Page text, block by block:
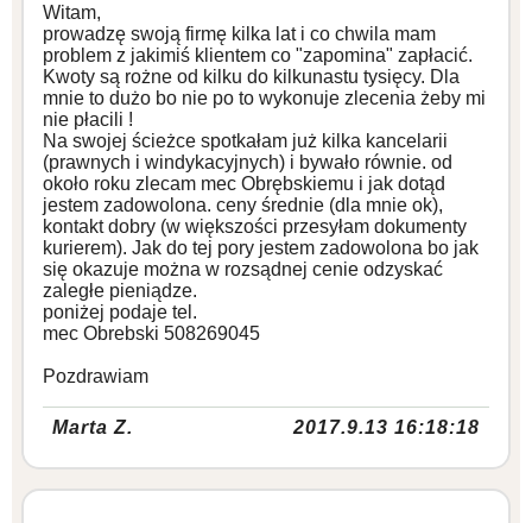
Witam,
prowadzę swoją firmę kilka lat i co chwila mam
problem z jakimiś klientem co "zapomina" zapłacić.
Kwoty są rożne od kilku do kilkunastu tysięcy. Dla
mnie to dużo bo nie po to wykonuje zlecenia żeby mi
nie płacili !
Na swojej ścieżce spotkałam już kilka kancelarii
(prawnych i windykacyjnych) i bywało równie. od
około roku zlecam mec Obrębskiemu i jak dotąd
jestem zadowolona. ceny średnie (dla mnie ok),
kontakt dobry (w większości przesyłam dokumenty
kurierem). Jak do tej pory jestem zadowolona bo jak
się okazuje można w rozsądnej cenie odzyskać
zaległe pieniądze.
poniżej podaje tel.
mec Obrebski 508269045
Pozdrawiam
Marta Z. 2017.9.13 16:18:18